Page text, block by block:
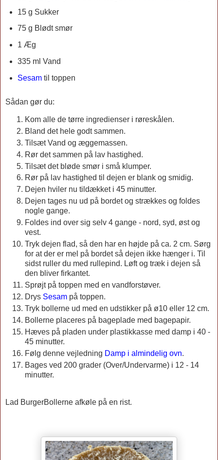
15 g Sukker
75 g Blødt smør
1 Æg
335 ml Vand
Sesamtil toppen
Sådan gør du:
Kom alle de tørre ingredienser i røreskålen.
Bland det hele godt sammen.
Tilsæt Vand og æggemassen.
Rør det sammen på lav hastighed.
Tilsæt det bløde smør i små klumper.
Rør på lav hastighed til dejen er blank og smidig.
Dejen hviler nu tildækket i 45 minutter.
Dejen tages nu ud på bordet og strækkes og foldes
nogle gange.
Foldes ind over sig selv 4 gange - nord, syd, øst og
vest.
Tryk dejen flad, så den har en højde på ca. 2 cm. Sørg
for at der er mel på bordet så dejen ikke hænger i. Til
sidst ruller du med rullepind. Løft og træk i dejen så
den bliver firkantet.
Sprøjt på toppen med en vandforstøver.
Drys Sesam på toppen.
Tryk bollerne ud med en udstikker på ø10 eller 12 cm.
Bollerne placeres på bageplade med bagepapir.
Hæves på pladen under plastikkasse med damp i 40 -
45 minutter.
Følg denne vejledning Damp i almindelig ovn.
Bages ved 200 grader (Over/Undervarme) i 12 - 14
minutter.
Lad BurgerBollerne afkøle på en rist.